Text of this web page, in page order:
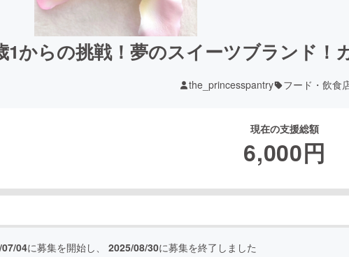
1からの挑戦！夢のスイーツブランド
the_princesspantry フード・飲食
現在の支援総額
6,000円
04に募集を開始し、 2025/08/30に募集を終了しました